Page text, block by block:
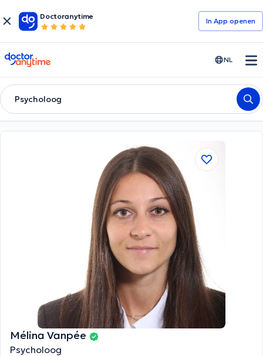
Doctoranytime
In App openen
doctoranytime NL
Psycholoog
Mélina Vanpée
Psycholoog